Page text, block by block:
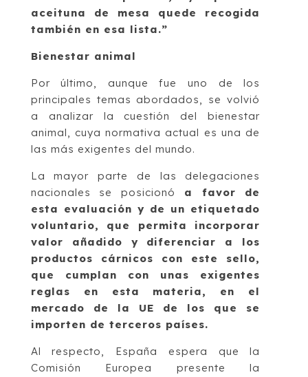
aceituna de mesa quede recogida
también en esa lista.”
Bienestar animal
Por último, aunque fue uno de los
principales temas abordados, se volvió
a analizar la cuestión del bienestar
animal, cuya normativa actual es una de
las más exigentes del mundo.
La mayor parte de las delegaciones
nacionales se posicionó a favor de
esta evaluación y de un etiquetado
voluntario, que permita incorporar
valor añadido y diferenciar a los
productos cárnicos con este sello,
que cumplan con unas exigentes
reglas en esta materia, en el
mercado de la UE de los que se
importen de terceros países.
Al respecto, España espera que la
Comisión Europea presente la